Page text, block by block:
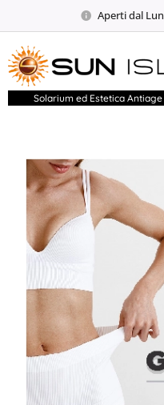
Aperti dal
Solarium ed Estetica